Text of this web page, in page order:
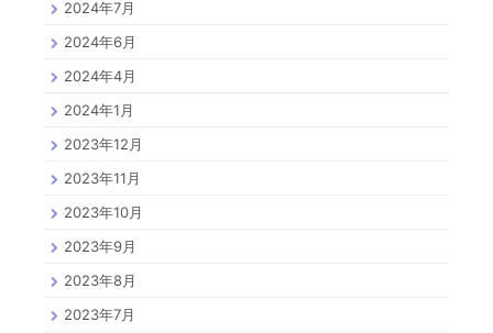
2024年7月
2024年6月
2024年4月
2024年1月
2023年12月
2023年11月
2023年10月
2023年9月
2023年8月
2023年7月